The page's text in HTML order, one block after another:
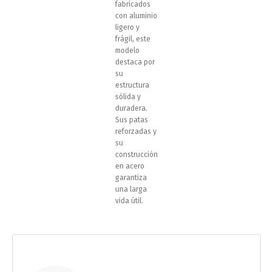
fabricados
con aluminio
ligero y
frágil, este
modelo
destaca por
su
estructura
sólida y
duradera.
Sus patas
reforzadas y
su
construcción
en acero
garantiza
una larga
vida útil.